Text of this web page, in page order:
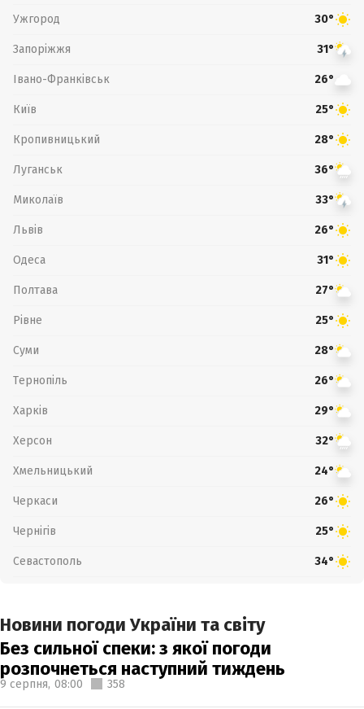
Ужгород 30°
Запоріжжя 31°
Івано-Франківськ 26°
Київ 25°
Кропивницький 28°
Луганськ 36°
Миколаїв 33°
Львів 26°
Одеса 31°
Полтава 27°
Рівне 25°
Суми 28°
Тернопіль 26°
Харків 29°
Херсон 32°
Хмельницький 24°
Черкаси 26°
Чернігів 25°
Севастополь 34°
Новини погоди України та світу
Без сильної спеки: з якої погоди
розпочнеться наступний тиждень
9 серпня, 08:00 358